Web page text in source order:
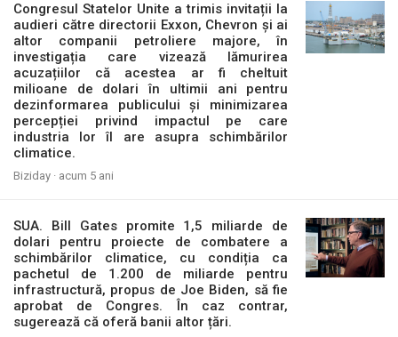
Congresul Statelor Unite a trimis invitații la
audieri către directorii Exxon, Chevron și ai
altor companii petroliere majore, în
investigația care vizează lămurirea
acuzațiilor că acestea ar fi cheltuit
milioane de dolari în ultimii ani pentru
dezinformarea publicului și minimizarea
percepției privind impactul pe care
industria lor îl are asupra schimbărilor
climatice.
Biziday · acum 5 ani
SUA. Bill Gates promite 1,5 miliarde de
dolari pentru proiecte de combatere a
schimbărilor climatice, cu condiția ca
pachetul de 1.200 de miliarde pentru
infrastructură, propus de Joe Biden, să fie
aprobat de Congres. În caz contrar,
sugerează că oferă banii altor țări.